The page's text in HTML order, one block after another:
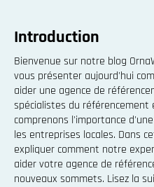
Introduction
Bienvenue sur notre blog
vous présenter aujourd'hui
aider une agence de
spécialistes du
comprenons l'importance
les entreprises locales. Dans
expliquer comment notre
aider votre agence de
nouveaux sommets. Lisez la